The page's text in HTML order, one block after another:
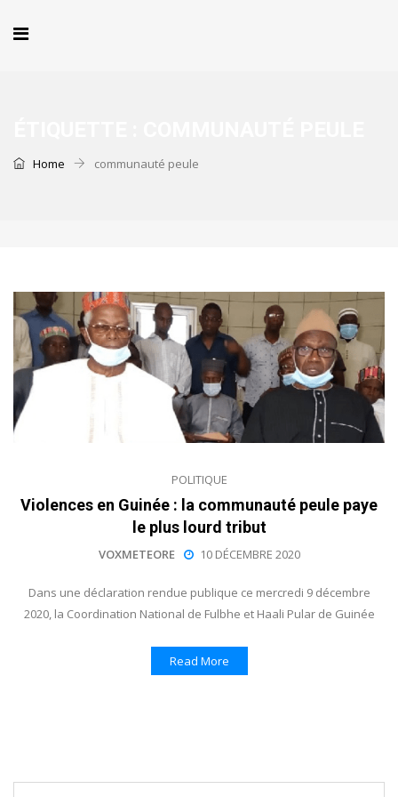
Home communauté peule
POLITIQUE
Violences en Guinée : la communauté peule paye
le plus lourd tribut
VOXMETEORE 10 DÉCEMBRE 2020
Dans une déclaration rendue publique ce mercredi 9 décembre
2020, la Coordination National de Fulbhe et Haali Pular de Guinée
Read More